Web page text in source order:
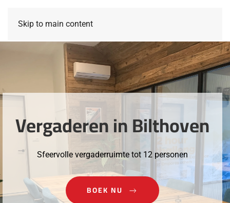
Skip to main content
Vergaderen in Bilthoven
Sfeervolle vergaderruimte tot 12 personen
BOEK NU